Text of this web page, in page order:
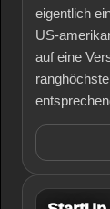
eigentlich
US-
auf eine